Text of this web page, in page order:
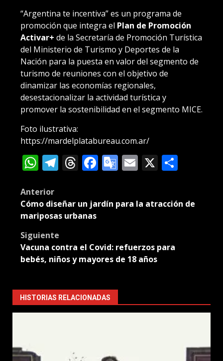
“Argentina te incentiva” es un programa de
promoción que integra el Plan de Promoción
Activar+ de la Secretaría de Promoción Turística
del Ministerio de Turismo y Deportes de la
Nación para la puesta en valor del segmento de
turismo de reuniones con el objetivo de
dinamizar las economías regionales,
desestacionalizar la actividad turística y
promover la sostenibilidad en el segmento MICE.
Foto ilustrativa:
https://mardelplatabureau.com.ar/
WhatsApp
Telegram
Threads
Facebook
Google
Email
X
Post
navigation
Anterior
Cómo diseñar un jardín para la atracción de
mariposas urbanas
Siguiente
Vacuna contra el Covid: refuerzos para
bebés, niños y mayores de 18 años
HISTORIAS RELACIONADAS